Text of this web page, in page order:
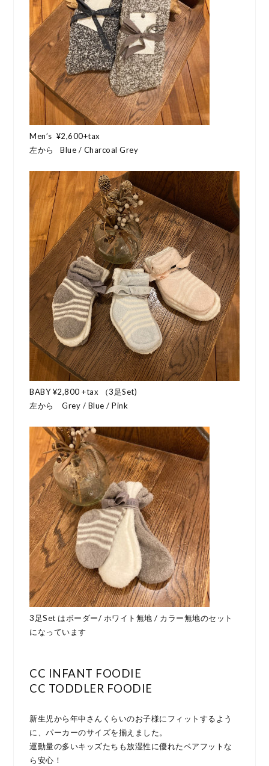
Men’s ¥2,600+tax
左から Blue / Charcoal Grey
BABY ¥2,800 +tax （3足Set)
左から Grey / Blue / Pink
3足Set はボーダー/ ホワイト無地 / カラー無地のセット
になっています
CC INFANT FOODIE
CC TODDLER FOODIE
新生児から年中さんくらいのお子様にフィットするよう
に、パーカーのサイズを揃えました。
運動量の多いキッズたちも放湿性に優れたベアフットな
ら安心！